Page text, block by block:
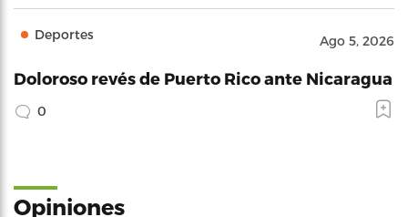
Deportes Ago 5, 2026
Doloroso revés de Puerto Rico ante Nicaragua
0
Opiniones